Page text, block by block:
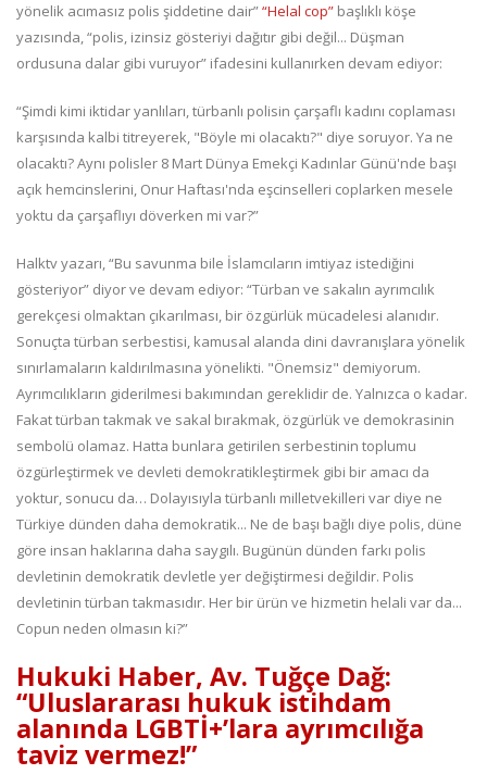
yönelik acımasız polis şiddetine dair”“Helal cop” başlıklı köşe
yazısında, “polis, izinsiz gösteriyi dağıtır gibi değil... Düşman
ordusuna dalar gibi vuruyor” ifadesini kullanırken devam ediyor:
“Şimdi kimi iktidar yanlıları, türbanlı polisin çarşaflı kadını coplaması
karşısında kalbi titreyerek, "Böyle mi olacaktı?" diye soruyor. Ya ne
olacaktı? Aynı polisler 8 Mart Dünya Emekçi Kadınlar Günü'nde başı
açık hemcinslerini, Onur Haftası'nda eşcinselleri coplarken mesele
yoktu da çarşaflıyı döverken mi var?”
Halktv yazarı, “Bu savunma bile İslamcıların imtiyaz istediğini
gösteriyor” diyor ve devam ediyor: “Türban ve sakalın ayrımcılık
gerekçesi olmaktan çıkarılması, bir özgürlük mücadelesi alanıdır.
Sonuçta türban serbestisi, kamusal alanda dini davranışlara yönelik
sınırlamaların kaldırılmasına yönelikti. "Önemsiz" demiyorum.
Ayrımcılıkların giderilmesi bakımından gereklidir de. Yalnızca o kadar.
Fakat türban takmak ve sakal bırakmak, özgürlük ve demokrasinin
sembolü olamaz. Hatta bunlara getirilen serbestinin toplumu
özgürleştirmek ve devleti demokratikleştirmek gibi bir amacı da
yoktur, sonucu da… Dolayısıyla türbanlı milletvekilleri var diye ne
Türkiye dünden daha demokratik... Ne de başı bağlı diye polis, düne
göre insan haklarına daha saygılı. Bugünün dünden farkı polis
devletinin demokratik devletle yer değiştirmesi değildir. Polis
devletinin türban takmasıdır. Her bir ürün ve hizmetin helali var da...
Copun neden olmasın ki?”
Hukuki Haber, Av. Tuğçe Dağ:
“Uluslararası hukuk istihdam
alanında LGBTİ+’lara ayrımcılığa
taviz vermez!”